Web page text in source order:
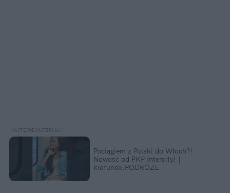
Pociągiem z Polski do Włoch?!
Nowość od PKP Intercity! |
kierunek:PODRÓŻE